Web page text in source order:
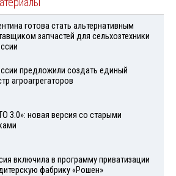
готова стать альтернативным
запчастей для сельхозтехники
предложили создать единый
агроагрегаторов
3.0»: новая версия со старыми
включила в программу приватизации
фабрику «Рошен»